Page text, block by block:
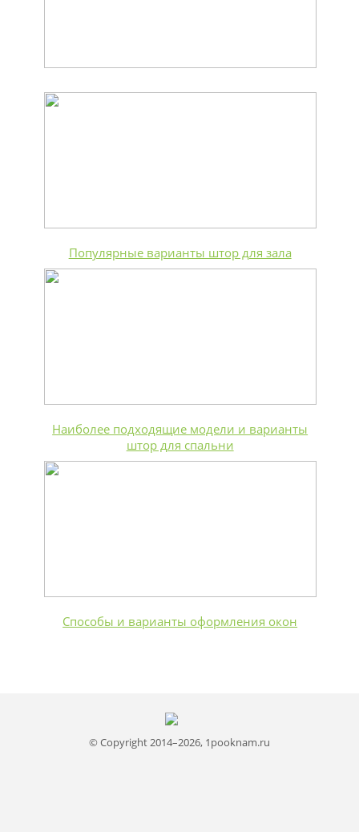
Популярные варианты штор для зала
Наиболее подходящие модели и варианты
штор для спальни
Способы и варианты оформления окон
© Copyright 2014–2026, 1pooknam.ru